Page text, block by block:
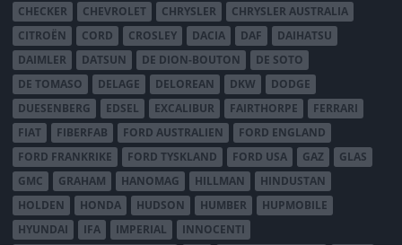
CHECKER
CHEVROLET CHRYSLER
CHRYSLER AUSTRALIA
CITROËN
CORD CROSLEY DACIA DAF
DAIHATSU
DAIMLER
DATSUN DE DION-BOUTON
DE SOTO
DE TOMASO
DELAGE DELOREAN DKW
DODGE
DUESENBERG
EDSEL EXCALIBUR FAIRTHORPE
FERRARI
FIAT
FIBERFAB FORD AUSTRALIEN
FORD ENGLAND
FORD FRANKRIKE
FORD TYSKLAND FORD USA GAZ
GLAS
GMC
GRAHAM HANOMAG HILLMAN
HINDUSTAN
HOLDEN
HONDA HUDSON HUMBER
HUPMOBILE
HYUNDAI
IFA IMPERIAL
INNOCENTI